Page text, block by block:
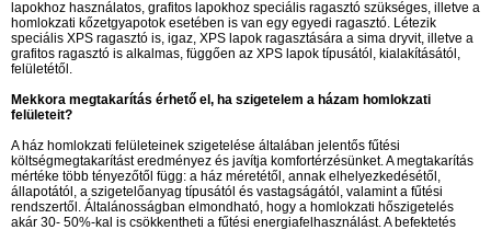
lapokhoz használatos, grafitos lapokhoz speciális ragasztó szükséges, illetve a
homlokzati kőzetgyapotok esetében is van egy egyedi ragasztó. Létezik
speciális XPS ragasztó is, igaz, XPS lapok ragasztására a sima dryvit, illetve a
grafitos ragasztó is alkalmas, függően az XPS lapok típusától, kialakításától,
felületétől.
Mekkora megtakarítás érhető el, ha szigetelem a házam homlokzati
felületeit?
A ház homlokzati felületeinek szigetelése általában jelentős fűtési
költségmegtakarítást eredményez és javítja komfortérzésünket. A megtakarítás
mértéke több tényezőtől függ: a ház méretétől, annak elhelyezkedésétől,
állapotától, a szigetelőanyag típusától és vastagságától, valamint a fűtési
rendszertől. Általánosságban elmondható, hogy a homlokzati hőszigetelés
akár 30- 50%-kal is csökkentheti a fűtési energiafelhasználást. A befektetés